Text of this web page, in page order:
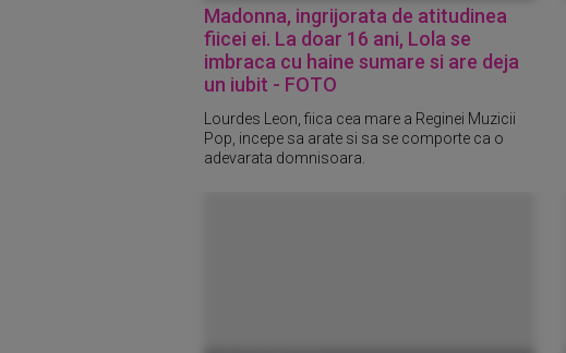
Madonna, ingrijorata de atitudinea
fiicei ei. La doar 16 ani, Lola se
imbraca cu haine sumare si are deja
un iubit - FOTO
Lourdes Leon, fiica cea mare a Reginei Muzicii
Pop, incepe sa arate si sa se comporte ca o
adevarata domnisoara.